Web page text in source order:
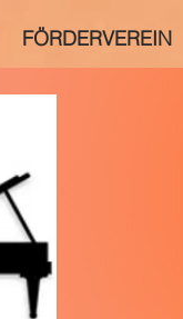
FÖRDERVEREIN